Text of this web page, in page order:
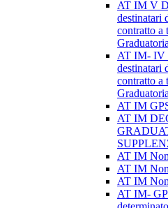
AT IM V
destinatari
contratto a
AT IM- IV
destinatari
contratto a
AT IM
AT IM
AT IM
AT IM
AT IM
AT IM-